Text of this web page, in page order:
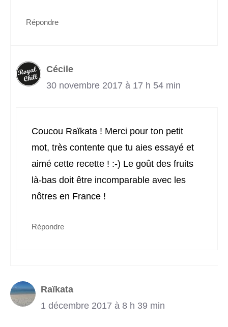
Répondre
Cécile
30 novembre 2017 à 17 h 54 min
Coucou Raïkata ! Merci pour ton petit
mot, très contente que tu aies essayé et
aimé cette recette ! :-) Le goût des fruits
là-bas doit être incomparable avec les
nôtres en France !
Répondre
Raïkata
1 décembre 2017 à 8 h 39 min